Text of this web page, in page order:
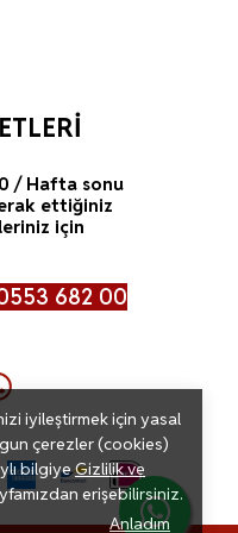
iyileştirmek için yasal
çerezler (cookies)
bilgiyeGizlilik ve
erişebilirsiniz.
Anladım
/ Hafta sonu
ettiğiniz
için
682 00